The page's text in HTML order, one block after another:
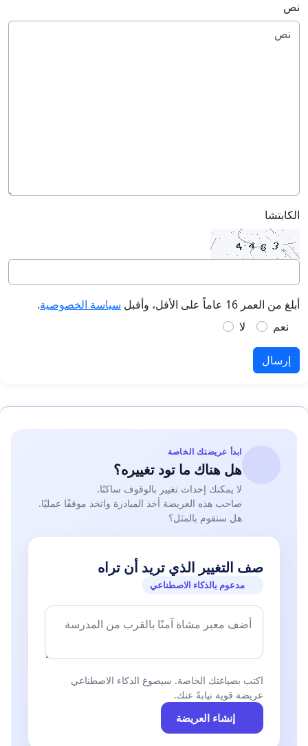
نص
الكابتشا
أبلغ من العمر 16 عاماً على الأقل، وأقبل سياسة الخصوصية.
نعم
لا
إرسال
ابدأ عريضتك الخاصة
هل هناك ما تود تغييره؟
لا يمكنك إحداث تغيير بالوقوف ساكنًا.
صاحب هذه العريضة أخذ المبادرة واتخذ موقفًا عمليًا.
هل ستقوم بالمثل؟
صف التغيير الذي تريد أن تراه
مدعوم بالذكاء الاصطناعي
اكتب بصياغتك الخاصة. سيصوغ الذكاء الاصطناعي
عريضة قوية نيابةً عنك.
إنشاء العريضة